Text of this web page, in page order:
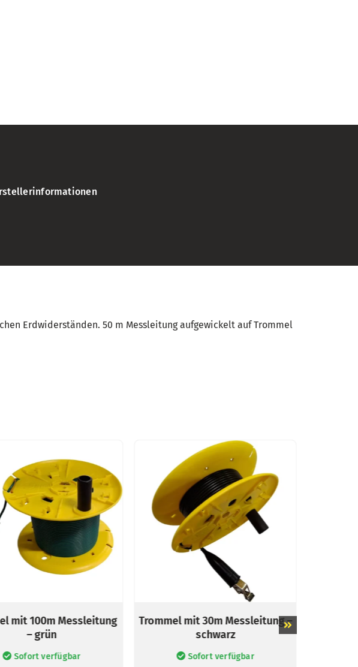
Erdwiderständen. 50 m Messleitung aufgewickelt auf Trommel
mit 100m Messleitung
– grün
Sofort verfügbar
Trommel mit 30m Messleitung –
schwarz
Sofort verfügbar